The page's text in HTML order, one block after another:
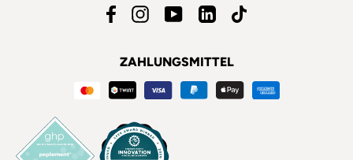
FacebookInstagramYouTubeLinkedInTikTok
ZAHLUNGSMITTEL